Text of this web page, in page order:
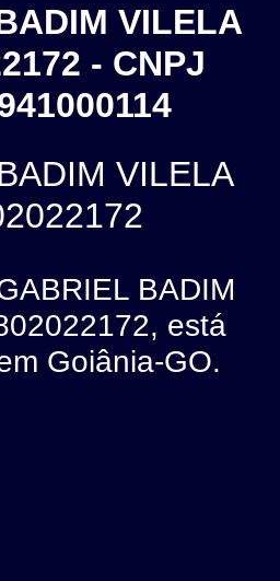
VILELA
- CNPJ
VILELA
BADIM
está
Goiânia-GO.